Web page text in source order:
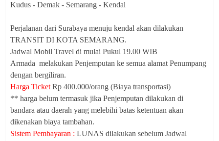
Kudus - Demak - Semarang - Kendal
Perjalanan dari Surabaya menuju kendal akan dilakukan
TRANSIT DI KOTA SEMARANG.
Jadwal Mobil Travel di mulai Pukul 19.00 WIB
Armada melakukan Penjemputan ke semua alamat Penumpang
dengan bergiliran.
Harga Ticket Rp 400.000/orang (Biaya transportasi)
** harga belum termasuk jika Penjemputan dilakukan di
bandara atau daerah yang melebihi batas ketentuan akan
dikenakan biaya tambahan.
Sistem Pembayaran : LUNAS dilakukan sebelum Jadwal